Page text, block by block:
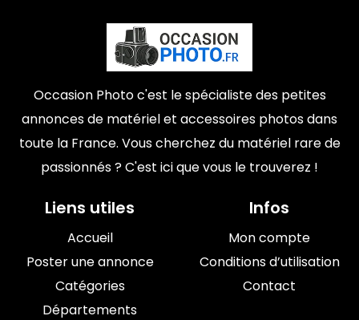
Occasion Photo c'est le spécialiste des petites
annonces de matériel et accessoires photos dans
toute la France. Vous cherchez du matériel rare de
passionnés ? C'est ici que vous le trouverez !
Liens utiles
Accueil
Poster une annonce
Catégories
Départements
Infos
Mon compte
Conditions d’utilisation
Contact